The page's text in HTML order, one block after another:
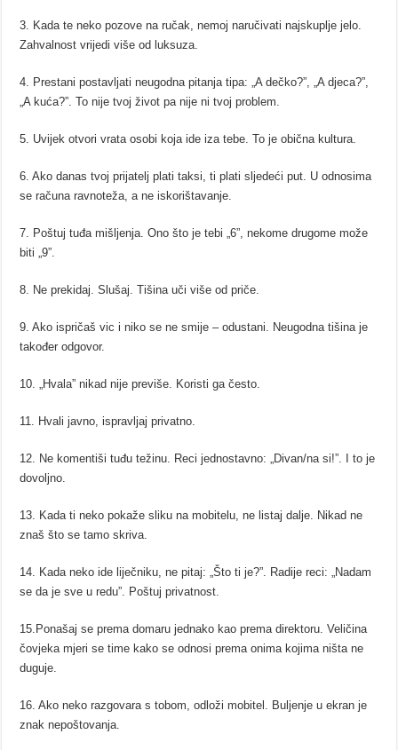
3. Kada te neko pozove na ručak, nemoj naručivati najskuplje jelo.
Zahvalnost vrijedi više od luksuza.
4. Prestani postavljati neugodna pitanja tipa: „A dečko?”, „A djeca?”,
„A kuća?”. To nije tvoj život pa nije ni tvoj problem.
5. Uvijek otvori vrata osobi koja ide iza tebe. To je obična kultura.
6. Ako danas tvoj prijatelj plati taksi, ti plati sljedeći put. U odnosima
se računa ravnoteža, a ne iskorištavanje.
7. Poštuj tuđa mišljenja. Ono što je tebi „6”, nekome drugome može
biti „9”.
8. Ne prekidaj. Slušaj. Tišina uči više od priče.
9. Ako ispričaš vic i niko se ne smije – odustani. Neugodna tišina je
također odgovor.
10. „Hvala” nikad nije previše. Koristi ga često.
11. Hvali javno, ispravljaj privatno.
12. Ne komentiši tuđu težinu. Reci jednostavno: „Divan/na si!”. I to je
dovoljno.
13. Kada ti neko pokaže sliku na mobitelu, ne listaj dalje. Nikad ne
znaš što se tamo skriva.
14. Kada neko ide liječniku, ne pitaj: „Što ti je?”. Radije reci: „Nadam
se da je sve u redu”. Poštuj privatnost.
15.Ponašaj se prema domaru jednako kao prema direktoru. Veličina
čovjeka mjeri se time kako se odnosi prema onima kojima ništa ne
duguje.
16. Ako neko razgovara s tobom, odloži mobitel. Buljenje u ekran je
znak nepoštovanja.